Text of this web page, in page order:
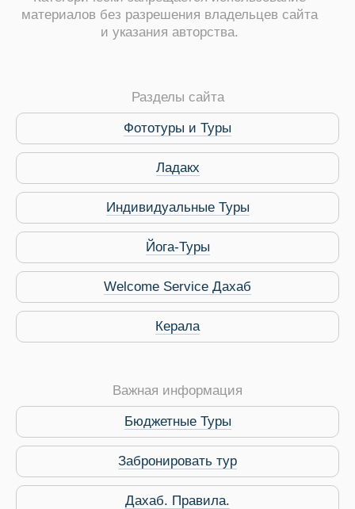
Путеводитель по
материалов без разрешения владельцев сайта
и указания авторства.
Разделы сайта
Фототуры и Туры
Ладакх
Индивидуальные Туры
Йога-Туры
Welcome Service Дахаб
Керала
Важная информация
Бюджетные Туры
Забронировать тур
Дахаб. Правила.